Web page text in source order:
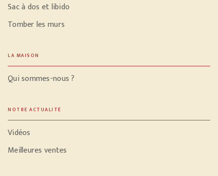
Sac à dos et libido
Tomber les murs
LA MAISON
Qui sommes-nous ?
NOTRE ACTUALITÉ
Vidéos
Meilleures ventes